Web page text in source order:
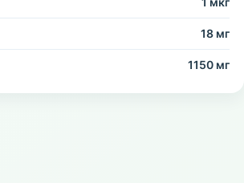
18 мг
1150 мг